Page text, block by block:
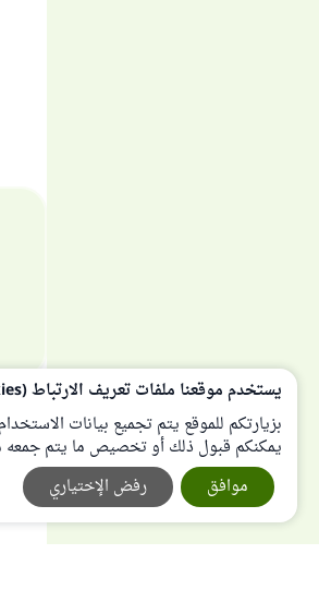
يستخدم موقعنا ملفات تعريف الارتباط (Cookies)
بزيارتكم للموقع يتم تجميع بيانات
يمكنكم قبول ذلك أو تخصيص ما يتم جمعه
رفض الإختياري موافق